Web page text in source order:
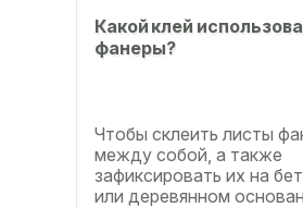
Какой клей
фанеры?
Чтобы склеить листы
между собой, а также
зафиксировать их на
или деревянном